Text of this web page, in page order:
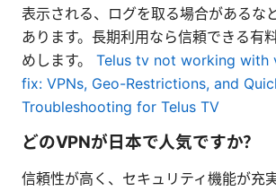
表示される、ログを取る場合があるな
あります。長期利用なら信頼できる有
めします。 Telus tv not working with
fix: VPNs, Geo-Restrictions, and
Troubleshooting for Telus TV
どのVPNが日本で人気ですか？
信頼性が高く、セキュリティ機能が充